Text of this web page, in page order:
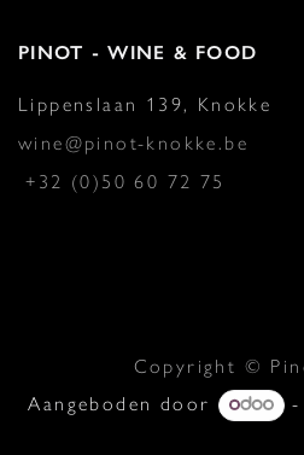
PINOT - WINE & FOOD
Lippenslaan 139, Knokke
wine@pinot-knokke.be
+32 (0)50 60 72 75
Copyright ©
Aangeboden door
-